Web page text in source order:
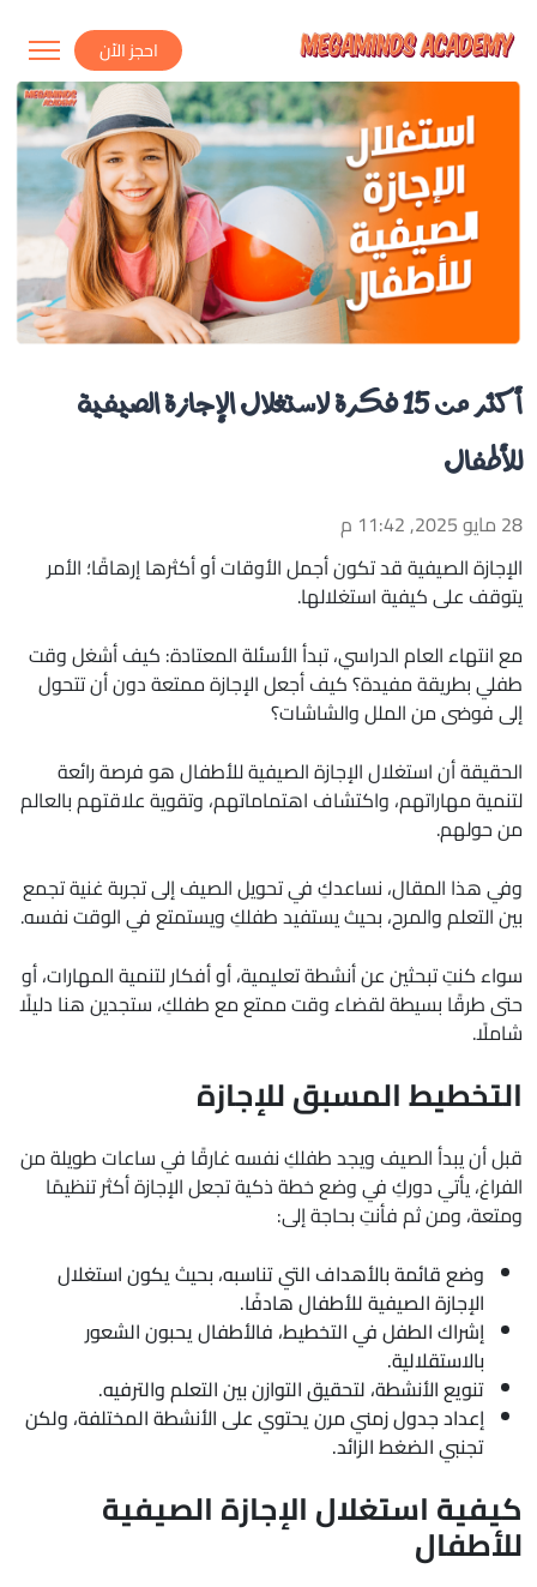
احجز الاّن
أكثر من 15 فكرة لاستغلال الإجازة الصيفية
للأطفال
28 مايو 2025, 11:42 م
الإجازة الصيفية قد تكون أجمل الأوقات أو أكثرها إرهاقًا؛ الأمر
يتوقف على كيفية استغلالها.
مع انتهاء العام الدراسي، تبدأ الأسئلة المعتادة: كيف أشغل وقت
طفلي بطريقة مفيدة؟ كيف أجعل الإجازة ممتعة دون أن تتحول
إلى فوضى من الملل والشاشات؟
الحقيقة أن استغلال الإجازة الصيفية للأطفال هو فرصة رائعة
لتنمية مهاراتهم، واكتشاف اهتماماتهم، وتقوية علاقتهم بالعالم
من حولهم.
وفي هذا المقال، نساعدكِ في تحويل الصيف إلى تجربة غنية تجمع
بين التعلم والمرح، بحيث يستفيد طفلكِ ويستمتع في الوقت نفسه.
سواء كنتِ تبحثين عن أنشطة تعليمية، أو أفكار لتنمية المهارات، أو
حتى طرقًا بسيطة لقضاء وقت ممتع مع طفلكِ، ستجدين هنا دليلًا
شاملًا.
التخطيط المسبق للإجازة
قبل أن يبدأ الصيف ويجد طفلكِ نفسه غارقًا في ساعات طويلة من
الفراغ، يأتي دوركِ في وضع خطة ذكية تجعل الإجازة أكثر تنظيمًا
ومتعة، ومن ثم فأنتِ بحاجة إلى:
وضع قائمة بالأهداف التي تناسبه، بحيث يكون استغلال
الإجازة الصيفية للأطفال هادفًا.
إشراك الطفل في التخطيط، فالأطفال يحبون الشعور
بالاستقلالية.
تنويع الأنشطة، لتحقيق التوازن بين التعلم والترفيه.
إعداد جدول زمني مرن يحتوي على الأنشطة المختلفة، ولكن
تجنبي الضغط الزائد.
كيفية استغلال الإجازة الصيفية
للأطفال